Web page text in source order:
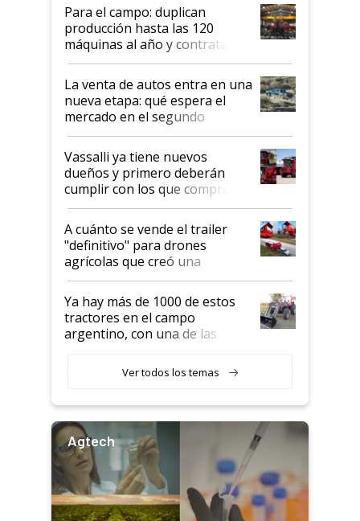
Para el campo: duplican
producción hasta las 120
máquinas al año y contratan
especialistas de la industria
automotriz para lograrlo
La venta de autos entra en una
nueva etapa: qué espera el
mercado en el segundo
semestre
Vassalli ya tiene nuevos
dueños y primero deberán
cumplir con los que compraron
cosechadoras y todavía no las
recibieron: quién está detrás
del rescate de la empresa
A cuánto se vende el trailer
"definitivo" para drones
agrícolas que creó una
empresa argentina: "Veíamos a
contratistas invirtiendo miles
de dólares en drones de última
generación que luego eran
transportados de forma
Ya hay más de 1000 de estos
tractores en el campo
argentino, con una de las
integradas del mundo
Ver todos los temas
Agtech